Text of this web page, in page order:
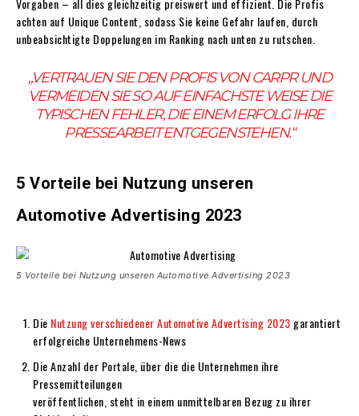
Vorgaben – all dies gleichzeitig preiswert und effizient. Die Profis
achten auf Unique Content, sodass Sie keine Gefahr laufen, durch
unbeabsichtigte Doppelungen im Ranking nach unten zu rutschen.
„VERTRAUEN SIE DEN PROFIS VON CARPR UND
VERMEIDEN SIE SO AUF EINFACHSTE WEISE DIE
TYPISCHEN FEHLER, DIE EINEM ERFOLG IHRE
PRESSEARBEIT ENTGEGENSTEHEN.“
5 Vorteile bei Nutzung unseren
Automotive Advertising 2023
5 Vorteile bei Nutzung unseren Automotive Advertising 2023
Die Nutzung verschiedener Automotive Advertising 2023 garantiert
erfolgreiche Unternehmens-News
Die Anzahl der Portale, über die die Unternehmen ihre
Pressemitteilungen
veröffentlichen, steht in einem unmittelbaren Bezug zu ihrer